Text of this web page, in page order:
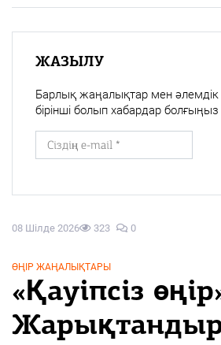
08 Шілде 2026 323 0
ӨҢІР ЖАҢАЛЫҚТАРЫ
«Қауіпсіз
ЖАЗЫЛУ
Барлық жаңалықтар мен әлемдік
бірінші болып хабардар